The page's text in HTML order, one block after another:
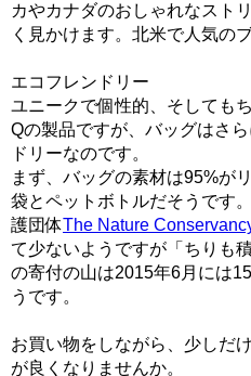
カやカナダのおしゃれなスト
く見かけます。北米で人気の
エコフレンドリー
ユニークで個性的、そしても
Qの製品ですが、バッグはさ
ドリーなのです。
まず、バッグの素材は95%が
袋とペットボトルだそうです
護団体The Nature
て少ないようですが「ちりも
の寄付の山は2015年6月には
うです。
お買い物をしながら、少しだ
が良くなりませんか。